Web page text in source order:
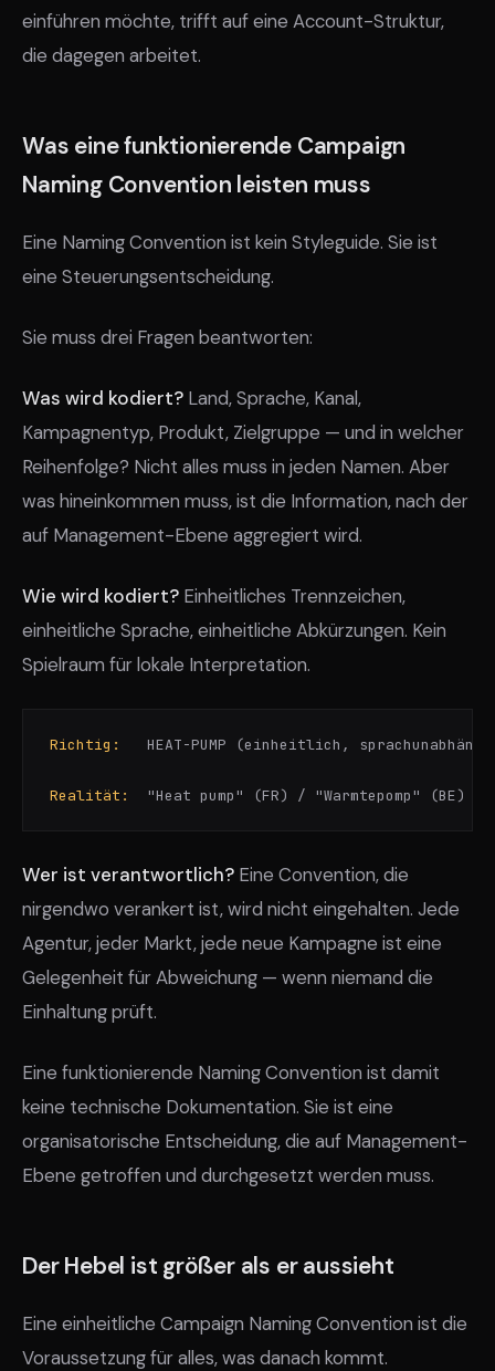
einführen möchte, trifft auf eine Account-Struktur,
die dagegen arbeitet.
Was eine funktionierende Campaign
Naming Convention leisten muss
Eine Naming Convention ist kein Styleguide. Sie ist
eine Steuerungsentscheidung.
Sie muss drei Fragen beantworten:
Was wird kodiert? Land, Sprache, Kanal,
Kampagnentyp, Produkt, Zielgruppe — und in welcher
Reihenfolge? Nicht alles muss in jeden Namen. Aber
was hineinkommen muss, ist die Information, nach der
auf Management-Ebene aggregiert wird.
Wie wird kodiert? Einheitliches Trennzeichen,
einheitliche Sprache, einheitliche Abkürzungen. Kein
Spielraum für lokale Interpretation.
Richtig:
HEAT-PUMP (einheitlich,
Realität:
"Heat pump" (FR) / "Warmtepomp" (BE) /
Wer ist verantwortlich? Eine Convention, die
nirgendwo verankert ist, wird nicht eingehalten. Jede
Agentur, jeder Markt, jede neue Kampagne ist eine
Gelegenheit für Abweichung — wenn niemand die
Einhaltung prüft.
Eine funktionierende Naming Convention ist damit
keine technische Dokumentation. Sie ist eine
organisatorische Entscheidung, die auf Management-
Ebene getroffen und durchgesetzt werden muss.
Der Hebel ist größer als er aussieht
Eine einheitliche Campaign Naming Convention ist die
Voraussetzung für alles, was danach kommt.